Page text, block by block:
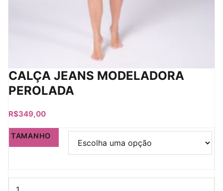
CALÇA JEANS MODELADORA
PEROLADA
R$349,00
TAMANHO